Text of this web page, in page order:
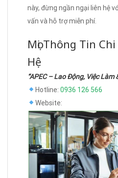
này, đừng ngần ngại liên hệ
vấn và hỗ trợ miễn phí.
Mọi Thông Tin
Hệ
“APEC – Lao Động, Việc Làm
Hotline: 0936 126 566
Website: